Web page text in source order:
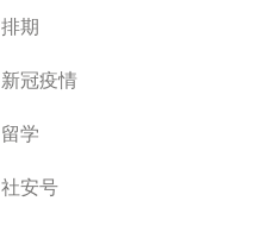
排期
新冠疫情
留学
社安号